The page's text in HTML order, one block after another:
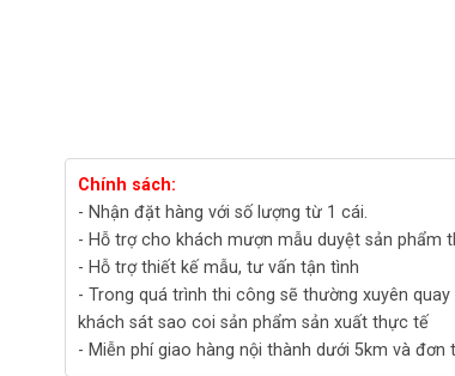
Chính sách:
- Nhận đặt hàng với số lượng từ 1 cái.
- Hỗ trợ cho khách mượn mẫu duyệt sản phẩm
- Hỗ trợ thiết kế mẫu, tư vấn tận tình
- Trong quá trình thi công sẽ thường xuyên
khách sát sao coi sản phẩm sản xuất thực tế
- Miễn phí giao hàng nội thành dưới 5km và đơn